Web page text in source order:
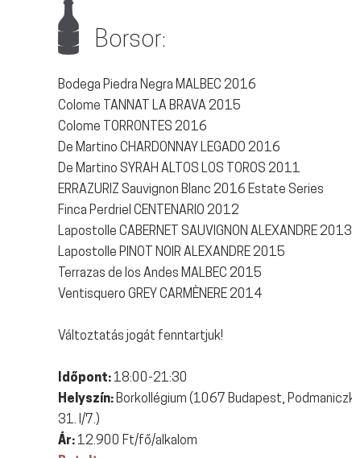
Borsor:
Bodega Piedra Negra MALBEC 2016
Colome TANNAT LA BRAVA 2015
Colome TORRONTES 2016
De Martino CHARDONNAY LEGADO 2016
De Martino SYRAH ALTOS LOS TOROS 2011
ERRAZURIZ Sauvignon Blanc 2016 Estate Series
Finca Perdriel CENTENARIO 2012
Lapostolle CABERNET SAUVIGNON ALEXANDRE 2013
Lapostolle PINOT NOIR ALEXANDRE 2015
Terrazas de los Andes MALBEC 2015
Ventisquero GREY CARMÈNERE 2014
Változtatás jogát fenntartjuk!
Időpont: 18:00-21:30
Helyszín: Borkollégium (1067 Budapest,
31. I/7.)
Ár: 12.900 Ft/fő/alkalom